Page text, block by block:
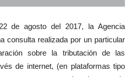
de agosto del 2017, la Agencia
consulta realizada por un particular
sobre la tributación de las
de internet, (en plataformas tipo